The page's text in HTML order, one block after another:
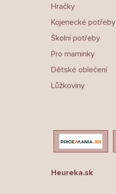
Hračky
Kojenecké potřeby
Školní potřeby
Pro maminky
Dětské oblečení
Lůžkoviny
Heureka.sk